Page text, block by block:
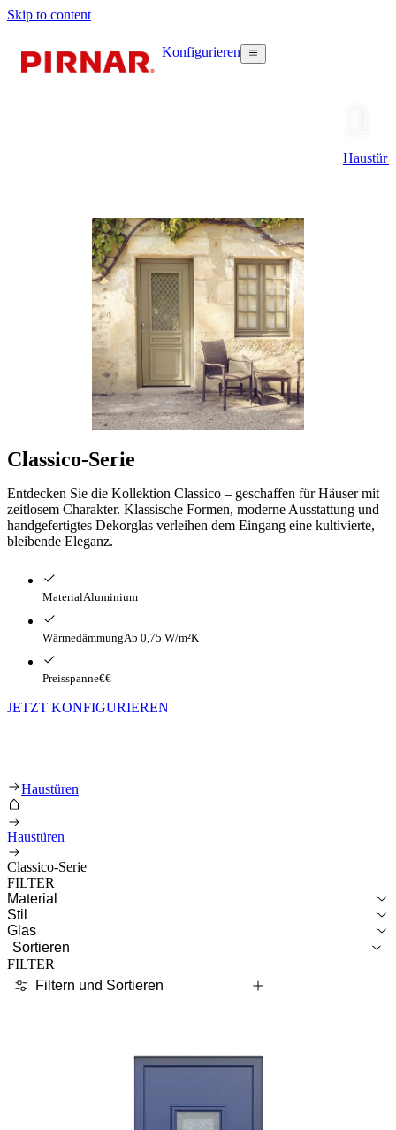
Skip to content
Konfigurieren
Haustür
Classico-Serie
Entdecken Sie die Kollektion Classico – geschaffen für Häuser mit
zeitlosem Charakter. Klassische Formen, moderne Ausstattung und
handgefertigtes Dekorglas verleihen dem Eingang eine kultivierte,
bleibende Eleganz.
MaterialAluminium
WärmedämmungAb 0,75 W/m²K
Preisspanne€€
JETZT KONFIGURIEREN
Die Classico-Serie
Haustüren
Haustüren
Classico-Serie
FILTER
Material
Stil
Glas
Sortieren
FILTER
Filtern und Sortieren